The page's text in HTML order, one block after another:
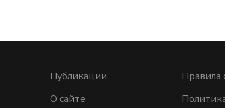
Публикации
О сайте
Правила